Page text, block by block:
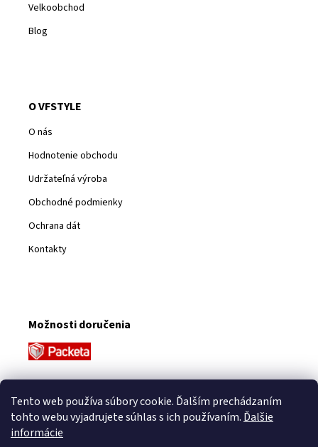
Tento web používa súbory cookie. Ďalším prechádzaním
tohto webu vyjadrujete súhlas s ich používaním. Ďalšie
informácie
Velkoobchod
Blog
O VFSTYLE
O nás
Hodnotenie obchodu
Udržateľná výroba
Obchodné podmienky
Ochrana dát
Kontakty
Možnosti doručenia